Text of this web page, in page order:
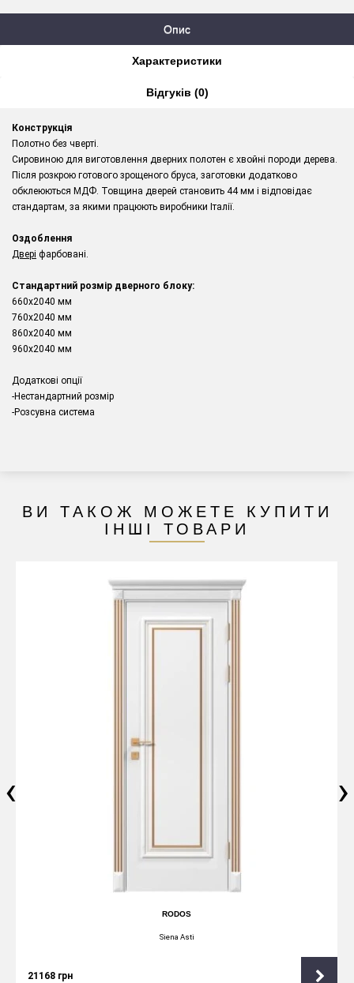
Опис
Характеристики
Відгуків (0)
Конструкція
Полотно без чверті.
Сировиною для виготовлення дверних полотен є хвойні породи дерева.
Після розкрою готового зрощеного бруса, заготовки додатково
обклеюються МДФ. Товщина дверей становить 44 мм і відповідає
стандартам, за якими працюють виробники Італії.
Оздоблення
Двері фарбовані.
Стандартний розмір дверного блоку:
660x2040 мм
760x2040 мм
860x2040 мм
960x2040 мм
Додаткові опції
-Нестандартний розмір
-Розсувна система
ВИ ТАКОЖ МОЖЕТЕ КУПИТИ
ІНШІ ТОВАРИ
RODOS
Siena Asti
21168 грн
‹ ›